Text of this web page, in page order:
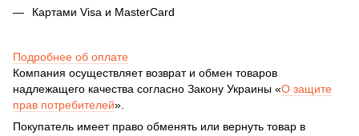
Картами Visa и MasterCard
Подробнее об оплате
Компания осуществляет возврат и обмен товаров
надлежащего качества согласно Закону Украины «О защите
прав потребителей».
Покупатель имеет право обменять или вернуть товар в